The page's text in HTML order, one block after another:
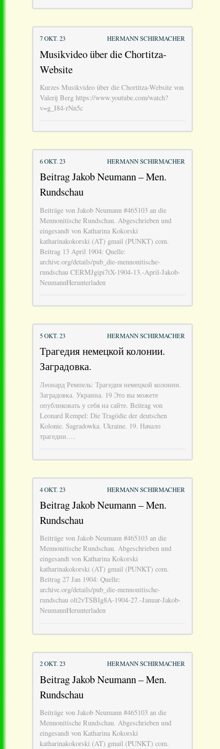
7 OKT. 23 HERMANN SCHIRMACHER
Musikvideo über die Chortitza-
Website
Kurzes Musikvideo über die Chortitza-Website von
Valerij Berg https://www.youtube.com/watch?
v=g_I84-rNn5c
6 OKT. 23 HERMANN SCHIRMACHER
Beitrag Jakob Neumann – Men.
Rundschau
Beiträge von Jakob Neumann #465103 an die
Mennonitische Rundschau. Abgeschrieben und
eingesandt von Katharina Kokorski
katharinakokorski (AT) gmail (PUNKT) com.
Beitrag 13 April 1904: Quelle:
archive.org/details/pub_die-mennonitische-
rundschau CERMJgipi7tX-1904-13.-April-Jakob-
NeumannHerunterladen
5 OKT. 23 HERMANN SCHIRMACHER
Трагедия немецкой колонии.
Заградовка.
Леонард Ремпель: Трагедия немецкой колонии.
Заградовка. Украина. 19 Это вы можете
опубликовать у себя на сайте. Beitrag von
Leonard Rempel: Die Tragödie der deutschen
Kolonie. Sagradowka. Ukraine. 19. Начало
трагедии.…
4 OKT. 23 HERMANN SCHIRMACHER
Beitrag Jakob Neumann – Men.
Rundschau
Beiträge von Jakob Neumann #465103 an die
Mennonitische Rundschau. Abgeschrieben und
eingesandt von Katharina Kokorski
katharinakokorski (AT) gmail (PUNKT) com.
Beitrag 27 Jan 1904: Quelle:
archive.org/details/pub_die-mennonitische-
rundschau olt2vTSBIg8A-1904-27.-Januar-Jakob-
NeumannHerunterladen
2 OKT. 23 HERMANN SCHIRMACHER
Beitrag Jakob Neumann – Men.
Rundschau
Beiträge von Jakob Neumann #465103 an die
Mennonitische Rundschau. Abgeschrieben und
eingesandt von Katharina Kokorski
katharinakokorski (AT) gmail (PUNKT) com.